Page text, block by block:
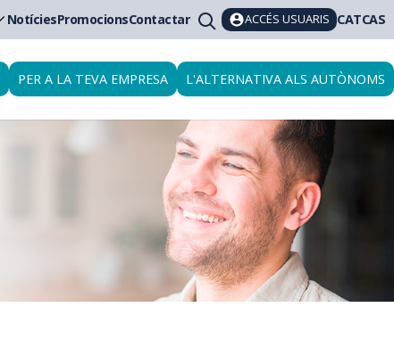
NotíciesPromocionsContactar ACCÉS USUARIS CATCAS
PER A LA TEVA EMPRESA L'ALTERNATIVA ALS AUTÒNOMS